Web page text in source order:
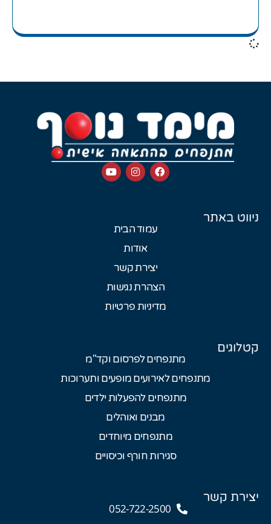
ניווט באתר
עמוד הבית
אודות
יצירת קשר
הצהרת נגישות
מדיניות פרטיות
קטלוגים
מתנפחים לפרסום וקד"מ
מתנפחים לאירועים מופעים ותערוכות
מתנפחים להפעלות ילדים
מבנים ואוהלים
מתנפחים מיוחדים
סגירות חורף וכיסויים
יצירת קשר
052-722-2500